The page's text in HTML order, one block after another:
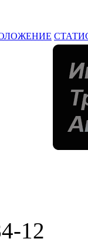
12